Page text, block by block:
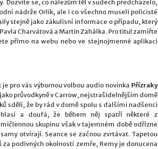
Dozvíte se, co nálezům těl v sudech předcházelo,
nádrže Orlík, ale i co všechno museli policisté
stejně jako zákulisní informace o případu, který
Charvátová a Martin Zahálka. Pro titul zamiřte
přímo na webu nebo ve stejnojmenné aplikaci
pro vás výbornou volbou audio novinka Přízraky
průvodkyně v Carrow, nejstrašidelnějším domě
sdělí, že by rád v domě spolu s dalšími nadšenci
a doufá, že během něj spatří některé z
skupinu však v tajemném době odřízne
otvírají. Seance se začnou zvrtávat. Tapetou
podivných okolností zemře, Remy je donucena